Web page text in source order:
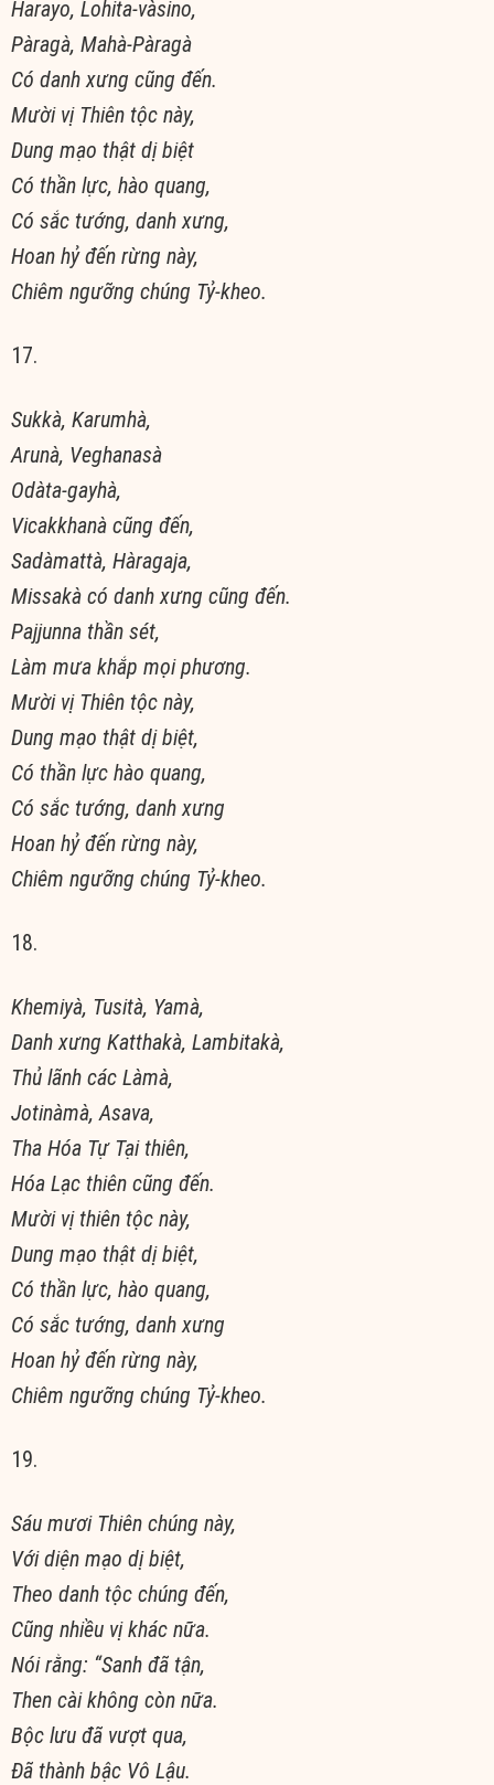
Harayo, Lohita-vàsino,
Pàragà, Mahà-Pàragà
Có danh xưng cũng đến.
Mười vị Thiên tộc này,
Dung mạo thật dị biệt
Có thần lực, hào quang,
Có sắc tướng, danh xưng,
Hoan hỷ đến rừng này,
Chiêm ngưỡng chúng Tỷ-kheo.
17.
Sukkà, Karumhà,
Arunà, Veghanasà
Odàta-gayhà,
Vicakkhanà cũng đến,
Sadàmattà, Hàragaja,
Missakà có danh xưng cũng đến.
Pajjunna thần sét,
Làm mưa khắp mọi phương.
Mười vị Thiên tộc này,
Dung mạo thật dị biệt,
Có thần lực hào quang,
Có sắc tướng, danh xưng
Hoan hỷ đến rừng này,
Chiêm ngưỡng chúng Tỷ-kheo.
18.
Khemiyà, Tusità, Yamà,
Danh xưng Katthakà, Lambitakà,
Thủ lãnh các Làmà,
Jotinàmà, Asava,
Tha Hóa Tự Tại thiên,
Hóa Lạc thiên cũng đến.
Mười vị thiên tộc này,
Dung mạo thật dị biệt,
Có thần lực, hào quang,
Có sắc tướng, danh xưng
Hoan hỷ đến rừng này,
Chiêm ngưỡng chúng Tỷ-kheo.
19.
Sáu mươi Thiên chúng này,
Với diện mạo dị biệt,
Theo danh tộc chúng đến,
Cũng nhiều vị khác nữa.
Nói rằng: “Sanh đã tận,
Then cài không còn nữa.
Bộc lưu đã vượt qua,
Ðã thành bậc Vô Lậu.